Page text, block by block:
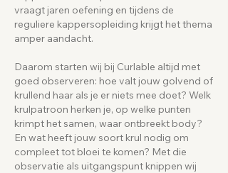
vraagt jaren oefening en tijdens de
reguliere kappersopleiding krijgt het thema
amper aandacht.
Daarom starten wij bij Curlable altijd met
goed observeren: hoe valt jouw golvend of
krullend haar als je er niets mee doet? Welk
krulpatroon herken je, op welke punten
krimpt het samen, waar ontbreekt body?
En wat heeft jouw soort krul nodig om
compleet tot bloei te komen? Met die
observatie als uitgangspunt knippen wij